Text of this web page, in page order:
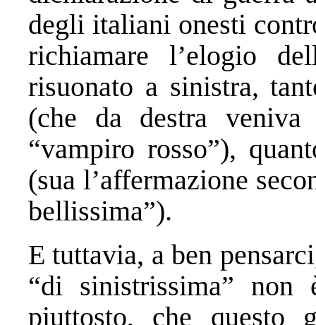
degli italiani onesti
richiamare l’elogio
risuonato a sinistra,
(che da destra
“vampiro rosso”),
(sua l’affermazione
bellissima”).
E tuttavia, a ben
“di sinistrissima”
piuttosto, che questo